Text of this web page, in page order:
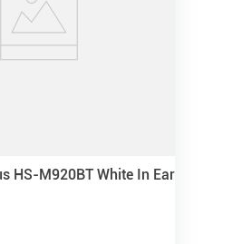
HS-M920BT White In Ear